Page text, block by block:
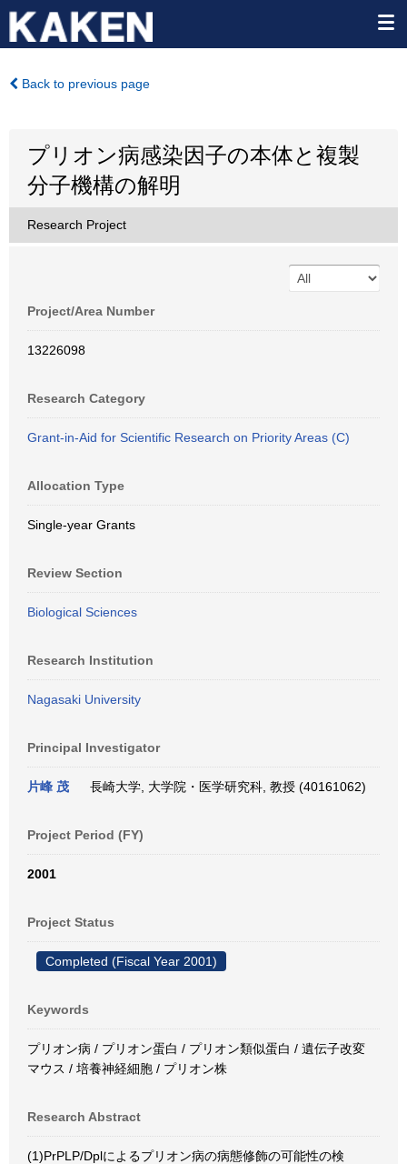
Back to previous page
プリオン病感染因子の本体と複製
分子機構の解明
Research Project
Project/Area Number
13226098
Research Category
Grant-in-Aid for Scientific Research on Priority Areas (C)
Allocation Type
Single-year Grants
Review Section
Biological Sciences
Research Institution
Nagasaki University
Principal Investigator
片峰 茂 長崎大学, 大学院・医学研究科, 教授 (40161062)
Project Period (FY)
2001
Project Status
Completed (Fiscal Year 2001)
Keywords
プリオン病 / プリオン蛋白 / プリオン類似蛋白 / 遺伝子改変
マウス / 培養神経細胞 / プリオン株
Research Abstract
(1)PrPLP/Dplによるプリオン病の病態修飾の可能性の検